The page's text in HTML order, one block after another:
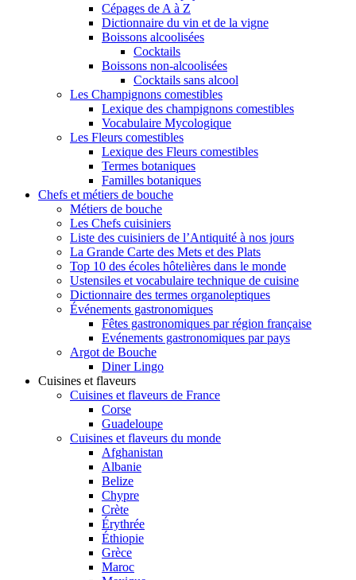
Cépages de A à Z
Dictionnaire du vin et de la vigne
Boissons alcoolisées
Cocktails
Boissons non-alcoolisées
Cocktails sans alcool
Les Champignons comestibles
Lexique des champignons comestibles
Vocabulaire Mycologique
Les Fleurs comestibles
Lexique des Fleurs comestibles
Termes botaniques
Familles botaniques
Chefs et métiers de bouche
Métiers de bouche
Les Chefs cuisiniers
Liste des cuisiniers de l’Antiquité à nos jours
La Grande Carte des Mets et des Plats
Top 10 des écoles hôtelières dans le monde
Ustensiles et vocabulaire technique de cuisine
Dictionnaire des termes organoleptiques
Événements gastronomiques
Fêtes gastronomiques par région française
Evénements gastronomiques par pays
Argot de Bouche
Diner Lingo
Cuisines et flaveurs
Cuisines et flaveurs de France
Corse
Guadeloupe
Cuisines et flaveurs du monde
Afghanistan
Albanie
Belize
Chypre
Crète
Érythrée
Éthiopie
Grèce
Maroc